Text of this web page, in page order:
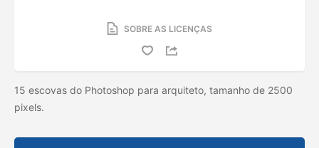
SOBRE AS LICENÇAS
15 escovas do Photoshop para arquiteto, tamanho de 2500
pixels.